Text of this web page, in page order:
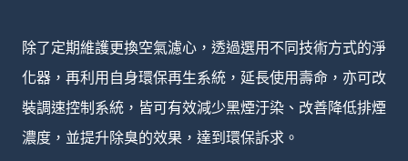
除了定期維護更換空氣濾心，透過選用不同技術方式的淨
化器，再利用自身環保再生系統，延長使用壽命，亦可改
裝調速控制系統，皆可有效減少黑煙汙染、改善降低排煙
濃度，並提升除臭的效果，達到環保訴求。